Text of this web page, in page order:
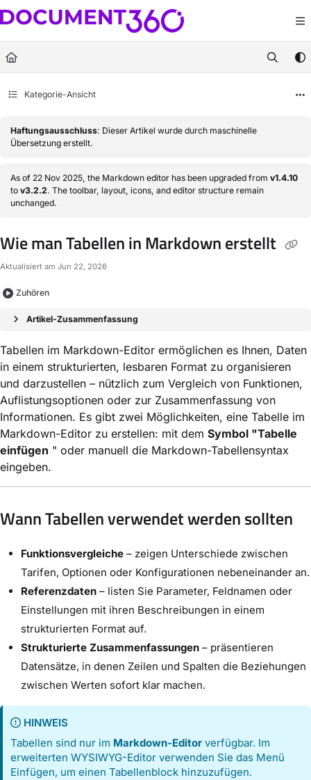
Documentation Index
Fetch the complete documentation index at:https://docs.document360.com/
Use this file to discover all available pages before exploring further.
Kategorie-Ansicht
Haftungsausschluss: Dieser Artikel wurde durch maschinelle
Übersetzung erstellt.
As of 22 Nov 2025, the Markdown editor has been upgraded from v1.4.10
to v3.2.2. The toolbar, layout, icons, and editor structure remain
unchanged.
Wie man Tabellen in Markdown erstellt
Aktualisiert am Jun 22, 2026
Zuhören
Artikel-Zusammenfassung
Tabellen im Markdown-Editor ermöglichen es Ihnen, Daten
in einem strukturierten, lesbaren Format zu organisieren
und darzustellen – nützlich zum Vergleich von Funktionen,
Auflistungsoptionen oder zur Zusammenfassung von
Informationen. Es gibt zwei Möglichkeiten, eine Tabelle im
Markdown-Editor zu erstellen: mit dem Symbol "Tabelle
einfügen " oder manuell die Markdown-Tabellensyntax
eingeben.
Wann Tabellen verwendet werden sollten
Funktionsvergleiche – zeigen Unterschiede zwischen
Tarifen, Optionen oder Konfigurationen nebeneinander an.
Referenzdaten – listen Sie Parameter, Feldnamen oder
Einstellungen mit ihren Beschreibungen in einem
strukturierten Format auf.
Strukturierte Zusammenfassungen – präsentieren
Datensätze, in denen Zeilen und Spalten die Beziehungen
zwischen Werten sofort klar machen.
HINWEIS
Tabellen sind nur im Markdown-Editor verfügbar. Im
erweiterten WYSIWYG-Editor verwenden Sie das Menü
Einfügen, um einen Tabellenblock hinzuzufügen.